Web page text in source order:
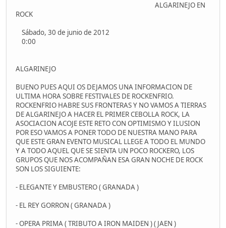
ALGARINEJO EN
ROCK
Sábado, 30 de junio de 2012
0:00
ALGARINEJO
BUENO PUES AQUI OS DEJAMOS UNA INFORMACION DE
ULTIMA HORA SOBRE FESTIVALES DE ROCKENFRIO.
ROCKENFRIO HABRE SUS FRONTERAS Y NO VAMOS A TIERRAS
DE ALGARINEJO A HACER EL PRIMER CEBOLLA ROCK, LA
ASOCIACION ACOJE ESTE RETO CON OPTIMISMO Y ILUSION
POR ESO VAMOS A PONER TODO DE NUESTRA MANO PARA
QUE ESTE GRAN EVENTO MUSICAL LLEGE A TODO EL MUNDO
Y A TODO AQUEL QUE SE SIENTA UN POCO ROCKERO, LOS
GRUPOS QUE NOS ACOMPAÑAN ESA GRAN NOCHE DE ROCK
SON LOS SIGUIENTE:
- ELEGANTE Y EMBUSTERO ( GRANADA )
- EL REY GORRON ( GRANADA )
- OPERA PRIMA ( TRIBUTO A IRON MAIDEN ) ( JAEN )